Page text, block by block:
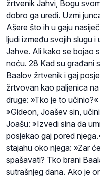
žrtvenik Jahvi, Bogu
dobro ga uredi. Uzmi
Ašere što ih u gaju
ljudi između svojih slugu
Jahve. Ali kako se bojao
noću. 28 Kad su građani
Baalov žrtvenik i gaj
žrtvovan kao paljenica
druge: »Tko je to
»Gideon, Joašev sin,
Joašu: »Izvedi sina da
posjekao gaj pored
stajahu oko njega: »Zar
spašavati? Tko brani
sutrašnjeg dana. Ako je